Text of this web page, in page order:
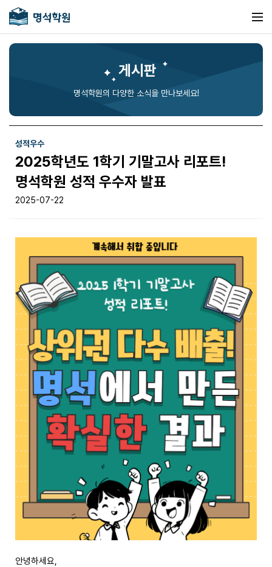
게시판
명석학원의 다양한 소식을 만나보세요!
성적우수
2025학년도 1학기 기말고사 리포트!
명석학원 성적 우수자 발표
2025-07-22
안녕하세요,